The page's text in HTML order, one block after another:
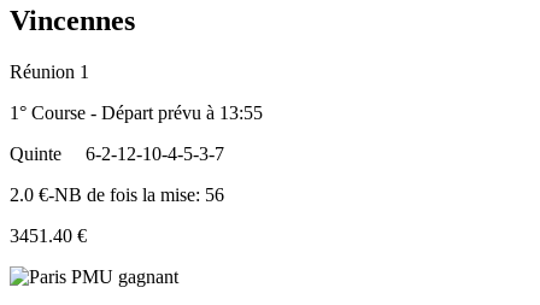
Vincennes
Réunion 1
1° Course - Départ prévu à 13:55
Quinte
6-2-12-10-4-5-3-7
2.0 €-NB de fois la mise: 56
3451.40 €